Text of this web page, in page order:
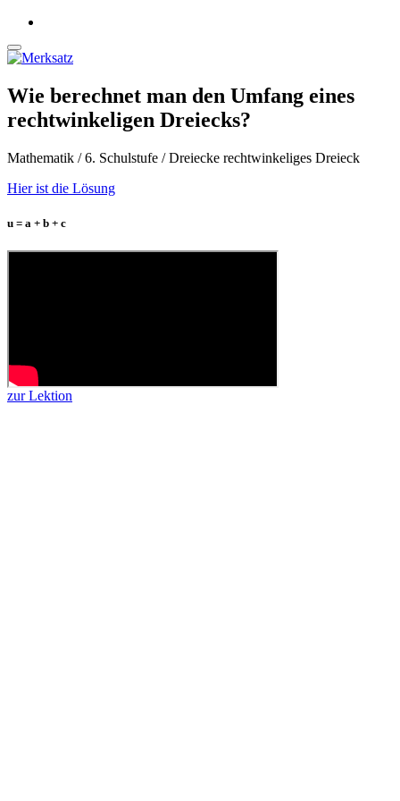
Wie berechnet man den Umfang eines
rechtwinkeligen Dreiecks?
Mathematik / 6. Schulstufe / Dreiecke rechtwinkeliges Dreieck
Hier ist die Lösung
u = a + b + c
zur Lektion